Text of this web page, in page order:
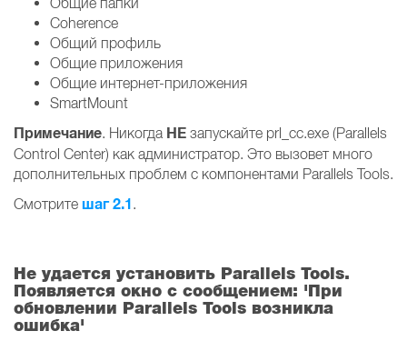
Coherence
Общий профиль
Общие приложения
Общие интернет-приложения
SmartMount
Примечание. Никогда НЕ запускайте prl_cc.exe (Parallels
Control Center) как администратор. Это вызовет много
дополнительных проблем с компонентами Parallels Tools.
Смотрите шаг 2.1.
Не удается установить Parallels Tools.
Появляется окно с сообщением: 'При
обновлении Parallels Tools возникла
ошибка'